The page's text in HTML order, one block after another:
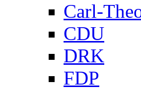
Carl-
CDU
DRK
FDP